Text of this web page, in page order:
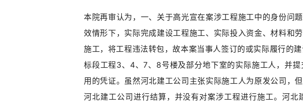
本院再审认为，一、关于高光宣在案涉工程施工中的身份问
效情形下，实际完成建设工程施工、实际投入资金、材料和
施工，将工程违法转包，故本案当事人签订的或实际履行的
标段工程3、4、7、8号楼及部分地下室的实际施工人，并
用的凭证。虽然河北建工公司主张实际施工人为原发公司，
河北建工公司进行结算，并没有对案涉工程进行施工。河